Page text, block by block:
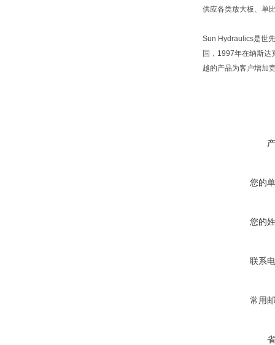
供应各类放大板、单
Sun Hydraulics是世
国，1997年在纳斯达
越的产品为客户增加
您的
您的
联系
常用